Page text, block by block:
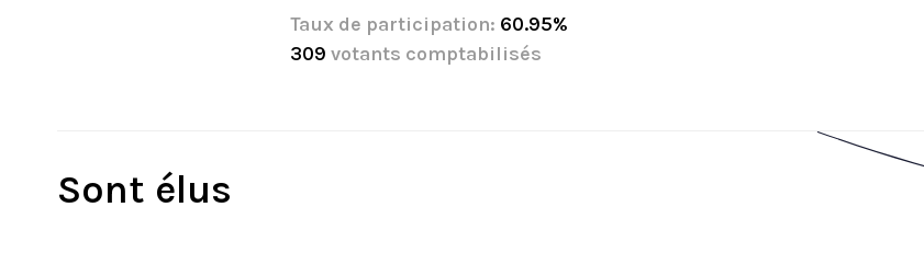
Taux de participation: 60.95%
309 votants comptabilisés
Sont élus